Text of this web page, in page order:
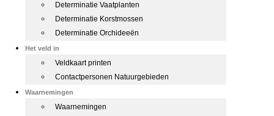
Determinatie Vaatplanten
Determinatie Korstmossen
Determinatie Orchideeën
Het veld in
Veldkaart printen
Contactpersonen Natuurgebieden
Waarnemingen
Waarnemingen